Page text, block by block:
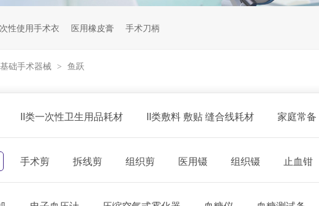
性使用手术衣 医用橡皮膏 手术刀柄
础手术器械 > 鱼跃
II类一次性卫生用品耗材 II类敷料 敷贴 缝合线耗材 家庭常备
手术剪 拆线剪 组织剪 医用镊 组织镊 止血钳